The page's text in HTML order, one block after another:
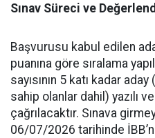
​Sınav Süreci ve
​Başvurusu kabul edilen
puanına göre sıralama
sayısının 5 katı kadar
sahip olanlar dahil) yazılı
çağrılacaktır. Sınava
06/07/2026 tarihinde